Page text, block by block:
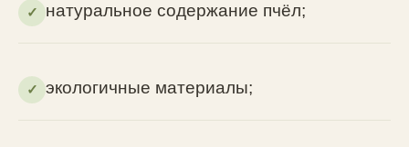
✓ натуральное содержание пчёл;
✓ экологичные материалы;